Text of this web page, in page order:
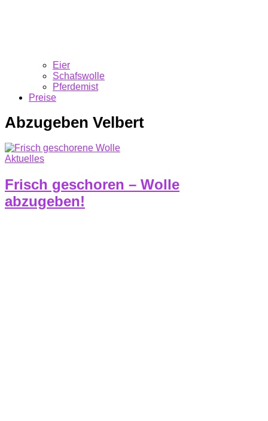
Eier
Schafswolle
Pferdemist
Preise
Abzugeben Velbert
Aktuelles
Frisch geschoren – Wolle
abzugeben!